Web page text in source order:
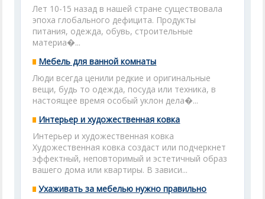
Лет 10-15 назад в нашей стране существовала
эпоха глобального дефицита. Продукты
питания, одежда, обувь, строительные
материа�...
Мебель для ванной комнаты
Люди всегда ценили редкие и оригинальные
вещи, будь то одежда, посуда или техника, в
настоящее время особый уклон дела�...
Интерьер и художественная ковка
Интерьер и художественная ковка
Художественная ковка создаст или подчеркнет
эффектный, неповторимый и эстетичный образ
вашего дома или квартиры. В зависи...
Ухаживать за мебелью нужно правильно